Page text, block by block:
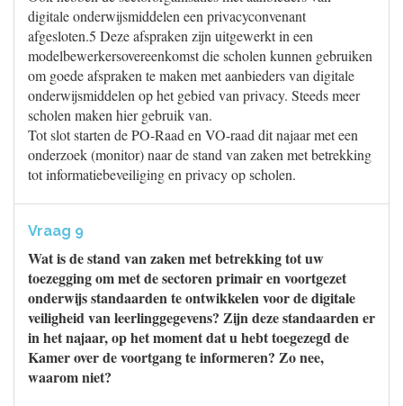
digitale onderwijsmiddelen een privacyconvenant
afgesloten.5 Deze afspraken zijn uitgewerkt in een
modelbewerkersovereenkomst die scholen kunnen gebruiken
om goede afspraken te maken met aanbieders van digitale
onderwijsmiddelen op het gebied van privacy. Steeds meer
scholen maken hier gebruik van.
Tot slot starten de PO-Raad en VO-raad dit najaar met een
onderzoek (monitor) naar de stand van zaken met betrekking
tot informatiebeveiliging en privacy op scholen.
Vraag 9
Wat is de stand van zaken met betrekking tot uw
toezegging om met de sectoren primair en voortgezet
onderwijs standaarden te ontwikkelen voor de digitale
veiligheid van leerlinggegevens? Zijn deze standaarden er
in het najaar, op het moment dat u hebt toegezegd de
Kamer over de voortgang te informeren? Zo nee,
waarom niet?